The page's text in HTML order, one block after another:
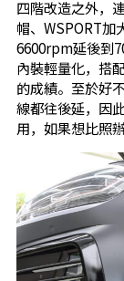
四階改造之外，
帽、WSPORT加
6600rpm延後到
內裝輕量化，搭
的成績。至於好
線都往後延，因
用，如果想比照